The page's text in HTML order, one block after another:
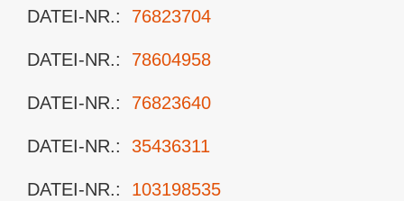
DATEI-NR.: 76823704
DATEI-NR.: 78604958
DATEI-NR.: 76823640
DATEI-NR.: 35436311
DATEI-NR.: 103198535